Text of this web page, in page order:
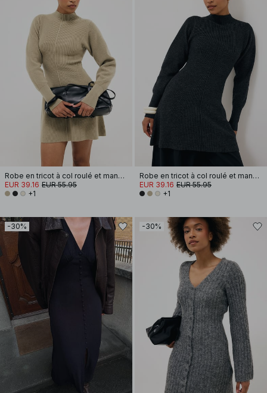
Robe en tricot à col roulé et manches ballon
EUR 39.16 EUR 55.95
+1
Robe en tricot à col roulé et manches ballon
EUR 39.16 EUR 55.95
+1
-30% -30%